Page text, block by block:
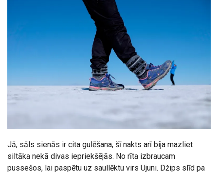
Jā, sāls sienās ir cita gulēšana, šī nakts arī bija mazliet
siltāka nekā divas iepriekšējās. No rīta izbraucam
pussešos, lai paspētu uz saullēktu virs Ujuni. Džips slīd pa